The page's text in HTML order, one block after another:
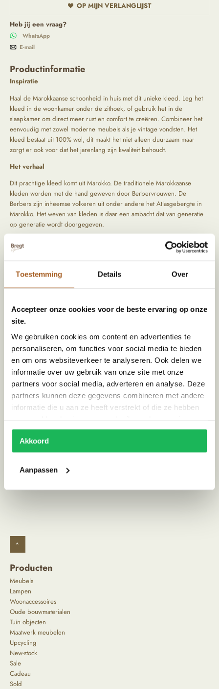
Toestemming Details Over
Accepteer onze cookies voor de beste ervaring op onze
site.
We gebruiken cookies om content en advertenties te
personaliseren, om functies voor social media te bieden
en om ons websiteverkeer te analyseren. Ook delen we
informatie over uw gebruik van onze site met onze
partners voor social media, adverteren en analyse. Deze
partners kunnen deze gegevens combineren met andere
informatie die u aan ze heeft verstrekt of die ze hebben
Akkoord
Aanpassen
OP MIJN VERLANGLIJST
Heb jij een vraag?
WhatsApp
E-mail
Productinformatie
Inspiratie
Haal de Marokkaanse schoonheid in huis met dit unieke kleed. Leg het
kleed in de woonkamer onder de zithoek, of gebruik het in de
slaapkamer om direct meer rust en comfort te creëren. Combineer het
eenvoudig met zowel moderne meubels als je vintage vondsten. Het
kleed bestaat uit 100% wol, dit maakt het niet alleen duurzaam maar
zorgt er ook voor dat het jarenlang zijn kwaliteit behoudt.
Het verhaal
Dit prachtige kleed komt uit Marokko. De traditionele Marokkaanse
kleden worden met de hand geweven door Berbervrouwen. De
Berbers zijn inheemse volkeren uit onder andere het Atlasgebergte in
Marokko. Het weven van kleden is daar een ambacht dat van generatie
op generatie wordt doorgegeven.
De vrouwen werken meestal vanuit huis of in kleine
dorpsgemeenschappen. Ze gebruiken schapenwol uit hun eigen regio,
Vervolgens wordt het kleed knoop voor knoop geweven op een
Specificaties
170 x 105
Kleur Creme, Zwart
Stijl Scandinavisch | Ibiza vibe
Alternatieve producten
^
Producten
Meubels
Lampen
Woonaccessoires
Oude bouwmaterialen
Tuin objecten
Maatwerk meubelen
Upcycling
New-stock
Sale
Cadeau
Sold